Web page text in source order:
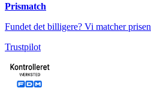
Prismatch
Fundet det billigere? Vi matcher prisen
Trustpilot